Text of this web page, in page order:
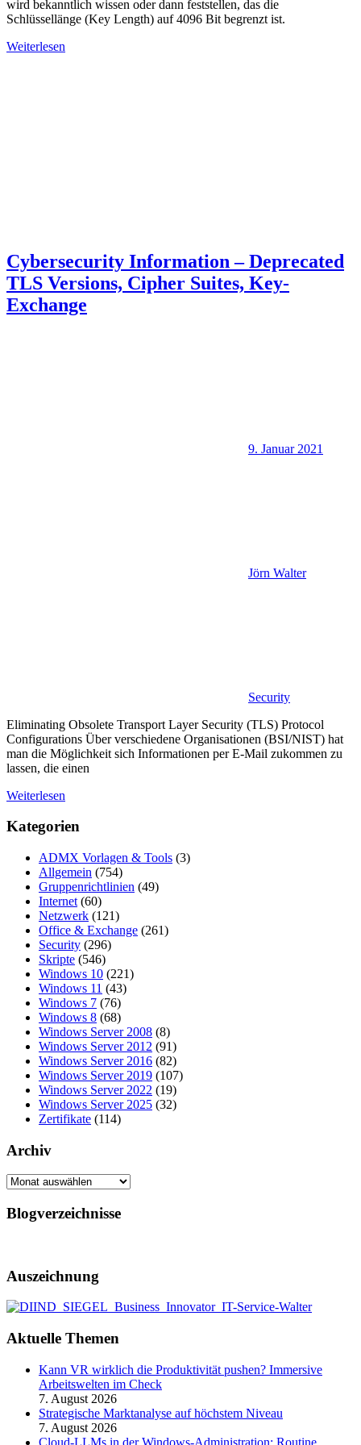
wird bekanntlich wissen oder dann feststellen, das die
Schlüssellänge (Key Length) auf 4096 Bit begrenzt ist.
Weiterlesen
Cybersecurity Information – Deprecated
TLS Versions, Cipher Suites, Key-
Exchange
9. Januar 2021
Jörn Walter
Security
Eliminating Obsolete Transport Layer Security (TLS) Protocol
Configurations Über verschiedene Organisationen (BSI/NIST) hat
man die Möglichkeit sich Informationen per E-Mail zukommen zu
lassen, die einen
Weiterlesen
Kategorien
ADMX Vorlagen & Tools (3)
Allgemein (754)
Gruppenrichtlinien (49)
Internet (60)
Netzwerk (121)
Office & Exchange (261)
Security (296)
Skripte (546)
Windows 10 (221)
Windows 11 (43)
Windows 7 (76)
Windows 8 (68)
Windows Server 2008 (8)
Windows Server 2012 (91)
Windows Server 2016 (82)
Windows Server 2019 (107)
Windows Server 2022 (19)
Windows Server 2025 (32)
Zertifikate (114)
Archiv
Archiv
Blogverzeichnisse
Auszeichnung
Aktuelle Themen
Kann VR wirklich die Produktivität pushen? Immersive
Arbeitswelten im Check
7. August 2026
Strategische Marktanalyse auf höchstem Niveau
7. August 2026
Cloud-LLMs in der Windows-Administration: Routine